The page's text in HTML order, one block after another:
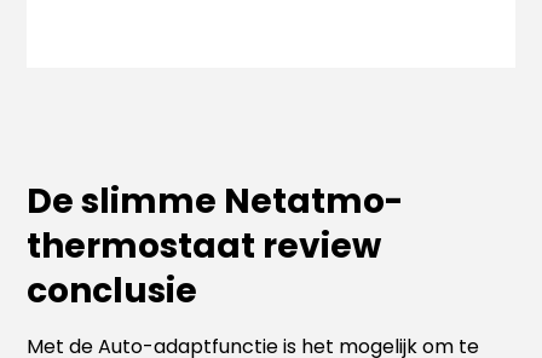
De slimme Netatmo-
thermostaat review
conclusie
Met de Auto-adaptfunctie is het mogelijk om te